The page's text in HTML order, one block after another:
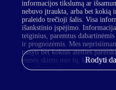
informacijos tikslumą ar
nebuvo įtraukta, arba bet kokią
praleido trečioji šalis. Visa
išankstinio įspėjimo.
teiginius, paremtus
ir prognozėmis. Mes
taisyti bet kokius ateities
esmės skirtis nuo tų, kurie
pareiškimuose.
Rodyti